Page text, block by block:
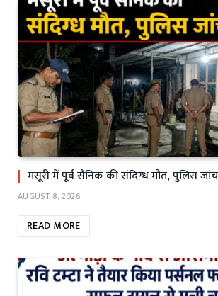
मसूरी में पूर्व सैनिक की संदिग्ध मौत, पुलिस
AUGUST 8, 2026
READ MORE